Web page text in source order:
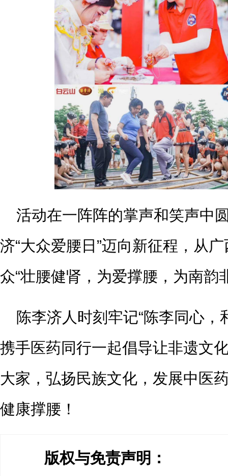
活动在一阵阵的掌声和笑声中
济“大众爱腰日”迈向新征程，从
众“壮腰健肾，为爱撑腰，为南韵
陈李济人时刻牢记“陈李同心，
携手医药同行一起倡导让非遗文
大家，弘扬民族文化，发展中医
健康撑腰！
版权与免责声明：